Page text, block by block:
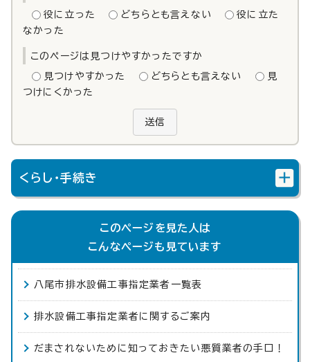
役に立った どちらとも言えない
役に立た
なかった
このページは見つけやすかったですか
見つけやすかった どちらとも言えない
見
つけにくかった
送信
くらし・手続き
このページを見た人は
こんなページも見ています
八尾市排水設備工事指定業者一覧表
排水設備工事指定業者に関するご案内
だまされないために知っておきたい悪質業者の手口！